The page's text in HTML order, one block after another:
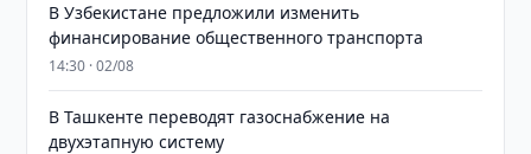
В Узбекистане предложили изменить
финансирование общественного транспорта
14:30 · 02/08
В Ташкенте переводят газоснабжение на
двухэтапную систему